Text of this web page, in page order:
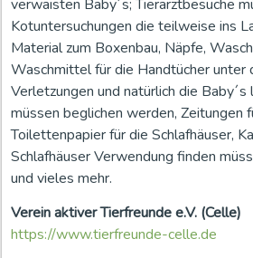
verwaisten Baby´s; Tierarztbesuche
Kotuntersuchungen die teilweise ins
Material zum Boxenbau, Näpfe,
Waschmittel für die Handtücher unter
Verletzungen und natürlich die
müssen beglichen werden, Zeitungen
Toilettenpapier für die Schlafhäuser,
Schlafhäuser Verwendung finden
und vieles mehr.
Verein aktiver Tierfreunde e.V. (Celle)
https://www.tierfreunde-celle.de